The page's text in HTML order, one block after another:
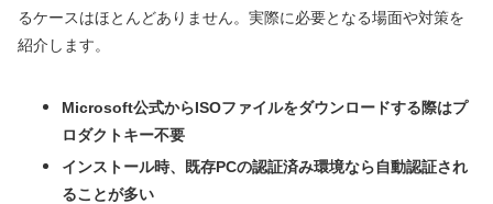
るケースはほとんどありません。実際に必要となる場面や対策を
紹介します。
Microsoft公式からISOファイルをダウンロードする際はプ
ロダクトキー不要
インストール時、既存PCの認証済み環境なら自動認証され
ることが多い